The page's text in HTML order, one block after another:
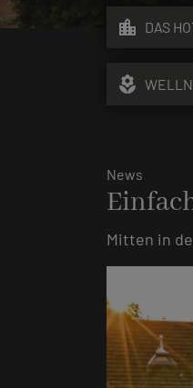
location_city DAS
local_florist
News
Mitten in